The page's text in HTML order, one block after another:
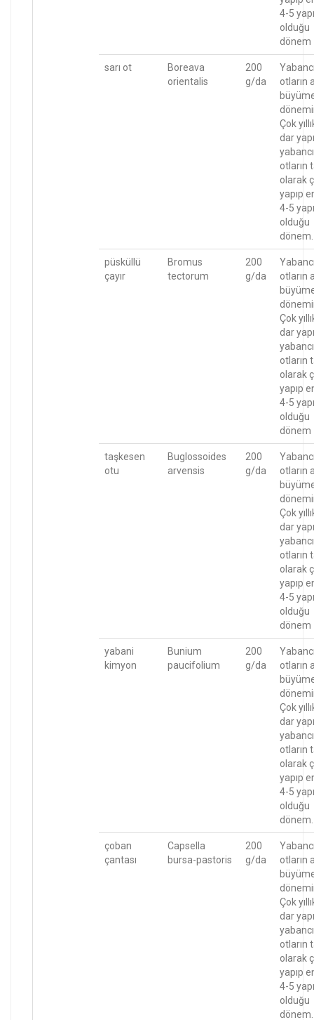
4-5
olduğu
dönem
sarı ot
Boreava
orientalis
200
g/da
otların
Çok
dar
yabancı
otların
olarak
yapıp
4-5
olduğu
dönem.
püsküllü
çayır
Bromus
tectorum
200
g/da
otların
Çok
dar
yabancı
otların
olarak
yapıp
4-5
olduğu
dönem
taşkesen
otu
Buglossoides
arvensis
200
g/da
otların
Çok
dar
yabancı
otların
olarak
yapıp
4-5
olduğu
dönem
yabani
kimyon
Bunium
paucifolium
200
g/da
otların
Çok
dar
yabancı
otların
olarak
yapıp
4-5
olduğu
dönem.
çoban
çantası
Capsella
bursa-pastoris
200
g/da
otların
Çok
dar
yabancı
otların
olarak
yapıp
4-5
olduğu
dönem.